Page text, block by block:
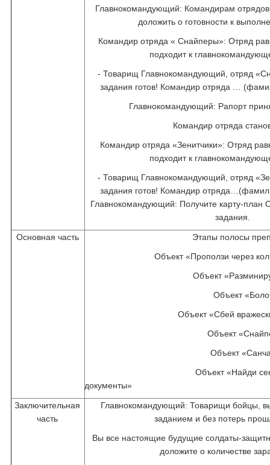
Главнокомандующий: Командирам отрядов
доложить о готовности к
Командир отряда « Снайперы»: Отряд
подходит к
- Товарищ Главнокомандующий, отряд
задания готов! Командир отряда …
Главнокомандующий: Рапорт
Командир отряда
Командир отряда «Зенитчики»: Отряд
подходит к
- Товарищ Главнокомандующий, отряд
задания готов! Командир
Главнокомандующий: Получите карту-план
Основная часть
Этапы полосы
Объект «Проползи через
Объект
Объект
Объект «Сбей
Объект
Объект
Объект «Найди
Заключительная
часть
Главнокомандующий: Товарищи бойцы,
заданием и без потерь
Вы все настоящие будущие солдаты-
доложите о количестве